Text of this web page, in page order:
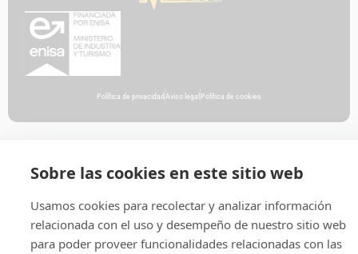
Política de privacidad Aviso legal Política de cookies
Sobre las cookies en este sitio web
Usamos cookies para recolectar y analizar información
relacionada con el uso y desempeño de nuestro sitio web
para poder proveer funcionalidades relacionadas con las